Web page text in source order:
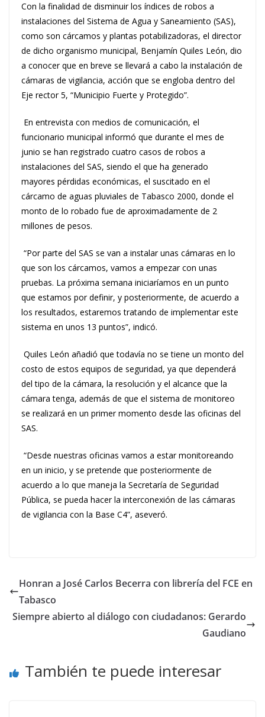
Con la finalidad de disminuir los índices de robos a
instalaciones del Sistema de Agua y Saneamiento (SAS),
como son cárcamos y plantas potabilizadoras, el director
de dicho organismo municipal, Benjamín Quiles León, dio
a conocer que en breve se llevará a cabo la instalación de
cámaras de vigilancia, acción que se engloba dentro del
Eje rector 5, “Municipio Fuerte y Protegido”.
En entrevista con medios de comunicación, el
funcionario municipal informó que durante el mes de
junio se han registrado cuatro casos de robos a
instalaciones del SAS, siendo el que ha generado
mayores pérdidas económicas, el suscitado en el
cárcamo de aguas pluviales de Tabasco 2000, donde el
monto de lo robado fue de aproximadamente de 2
millones de pesos.
“Por parte del SAS se van a instalar unas cámaras en lo
que son los cárcamos, vamos a empezar con unas
pruebas. La próxima semana iniciaríamos en un punto
que estamos por definir, y posteriormente, de acuerdo a
los resultados, estaremos tratando de implementar este
sistema en unos 13 puntos”, indicó.
Quiles León añadió que todavía no se tiene un monto del
costo de estos equipos de seguridad, ya que dependerá
del tipo de la cámara, la resolución y el alcance que la
cámara tenga, además de que el sistema de monitoreo
se realizará en un primer momento desde las oficinas del
SAS.
“Desde nuestras oficinas vamos a estar monitoreando
en un inicio, y se pretende que posteriormente de
acuerdo a lo que maneja la Secretaría de Seguridad
Pública, se pueda hacer la interconexión de las cámaras
de vigilancia con la Base C4”, aseveró.
Honran a José Carlos Becerra con librería del FCE en
Tabasco
Siempre abierto al diálogo con ciudadanos: Gerardo
Gaudiano
También te puede interesar